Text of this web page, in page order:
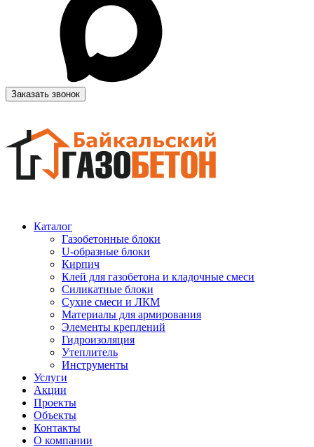
Заказать звонок
Каталог
Газобетонные блоки
U-образные блоки
Кирпич
Клей для газобетона и кладочные смеси
Силикатные блоки
Сухие смеси и ЛКМ
Материалы для армирования
Элементы креплений
Гидроизоляция
Утеплитель
Инструменты
Услуги
Акции
Проекты
Объекты
Контакты
О компании